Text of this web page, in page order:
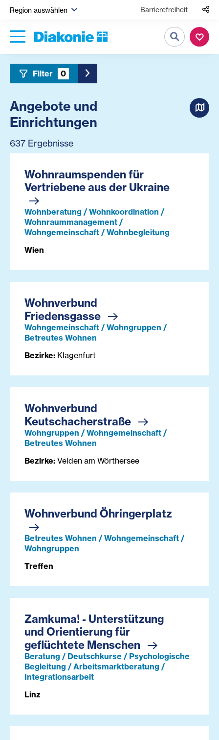
Region auswählen Barrierefreiheit
Suche
Filter 0 Toggle Sidebar Filter
Angebote und
Einrichtungen
637 Ergebnisse
Wohnraumspenden für
Vertriebene aus der Ukraine
Wohnberatung / Wohnkoordination /
Wohnraummanagement /
Wohngemeinschaft / Wohnbegleitung
Wien
Wohnverbund
Friedensgasse
Wohngemeinschaft / Wohngruppen /
Betreutes Wohnen
Bezirke: Klagenfurt
Wohnverbund
Keutschacherstraße
Wohngruppen / Wohngemeinschaft /
Betreutes Wohnen
Bezirke: Velden am Wörthersee
Wohnverbund Öhringerplatz
Betreutes Wohnen / Wohngemeinschaft /
Wohngruppen
Treffen
Zamkuma! - Unterstützung
und Orientierung für
geflüchtete Menschen
Beratung / Deutschkurse / Psychologische
Begleitung / Arbeitsmarktberatung /
Integrationsarbeit
Linz